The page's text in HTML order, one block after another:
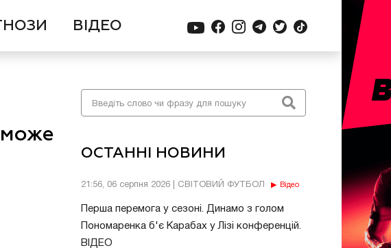
ВІДЕО
ОСТАННІ НОВИНИ
21:56, 06 серпня 2026 | СВІТОВИЙ ФУТБОЛ Відео
Перша перемога у сезоні. Динамо з голом
Пономаренка б'є Карабах у Лізі конференцій.
ВІДЕО